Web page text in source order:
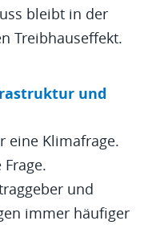
bleibt in der
Treibhauseffekt.
und
eine Klimafrage.
und
immer häufiger